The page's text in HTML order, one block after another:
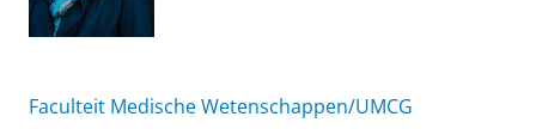
Faculteit Medische Wetenschappen/UMCG